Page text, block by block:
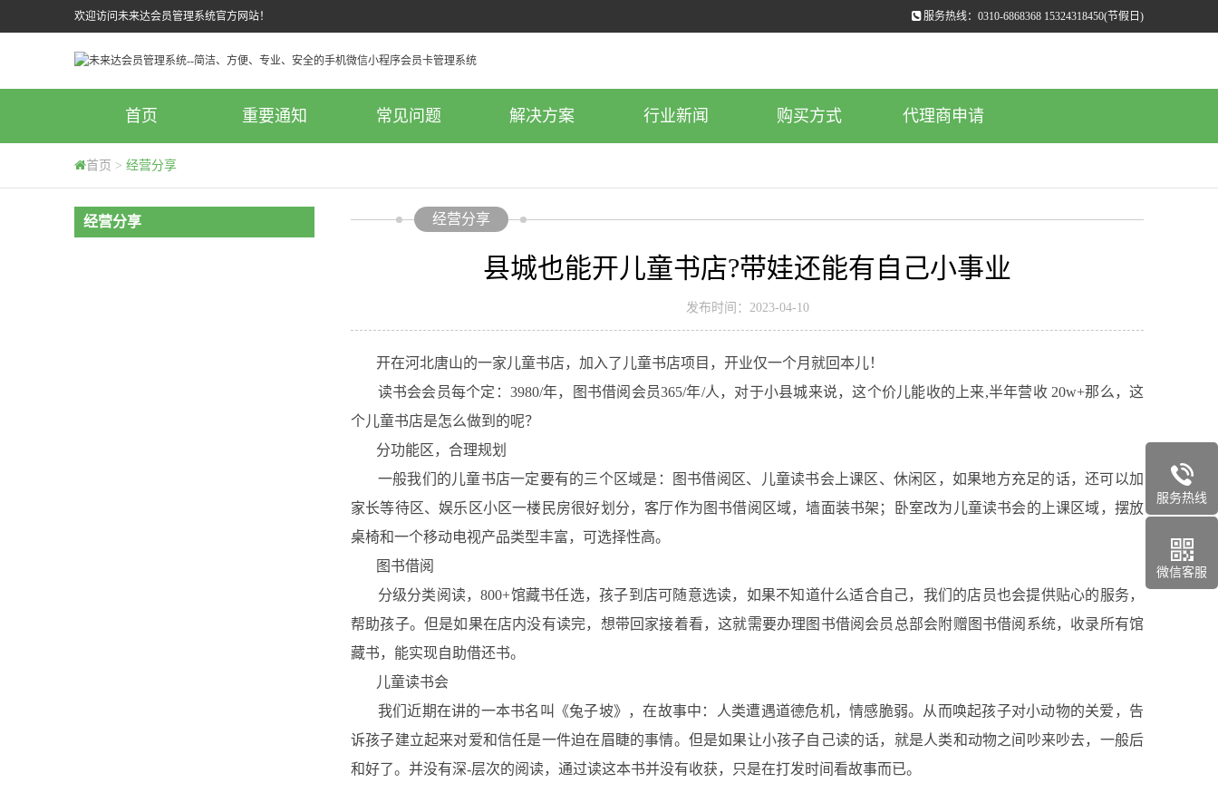
服务热线：0310-6868368 15324318450(节假日)
欢迎访问未来达会员管理系统官方网站！
首页 重要通知 常见问题 解决方案 行业新闻 购买方式 代理商申请
首页 > 经营分享
经营分享 经营分享
县城也能开儿童书店?带娃还能有自己小事业
发布时间：2023-04-10
开在河北唐山的一家儿童书店，加入了儿童书店项目，开业仅一个月就回本儿！
读书会会员每个定：3980/年，图书借阅会员365/年/人，对于小县城来说，这个价儿能收的上来,半年营收 20w+那么，这
个儿童书店是怎么做到的呢？
分功能区，合理规划
一般我们的儿童书店一定要有的三个区域是：图书借阅区、儿童读书会上课区、休闲区，如果地方充足的话，还可以加
家长等待区、娱乐区小区一楼民房很好划分，客厅作为图书借阅区域，墙面装书架；卧室改为儿童读书会的上课区域，摆放
桌椅和一个移动电视产品类型丰富，可选择性高。
图书借阅
分级分类阅读，800+馆藏书任选，孩子到店可随意选读，如果不知道什么适合自己，我们的店员也会提供贴心的服务，
帮助孩子。但是如果在店内没有读完，想带回家接着看，这就需要办理图书借阅会员总部会附赠图书借阅系统，收录所有馆
藏书，能实现自助借还书。
儿童读书会
我们近期在讲的一本书名叫《兔子坡》，在故事中：人类遭遇道德危机，情感脆弱。从而唤起孩子对小动物的关爱，告
诉孩子建立起来对爱和信任是一件迫在眉睫的事情。但是如果让小孩子自己读的话，就是人类和动物之间吵来吵去，一般后
和好了。并没有深-层次的阅读，通过读这本书并没有收获，只是在打发时间看故事而已。
服务热线
微信客服